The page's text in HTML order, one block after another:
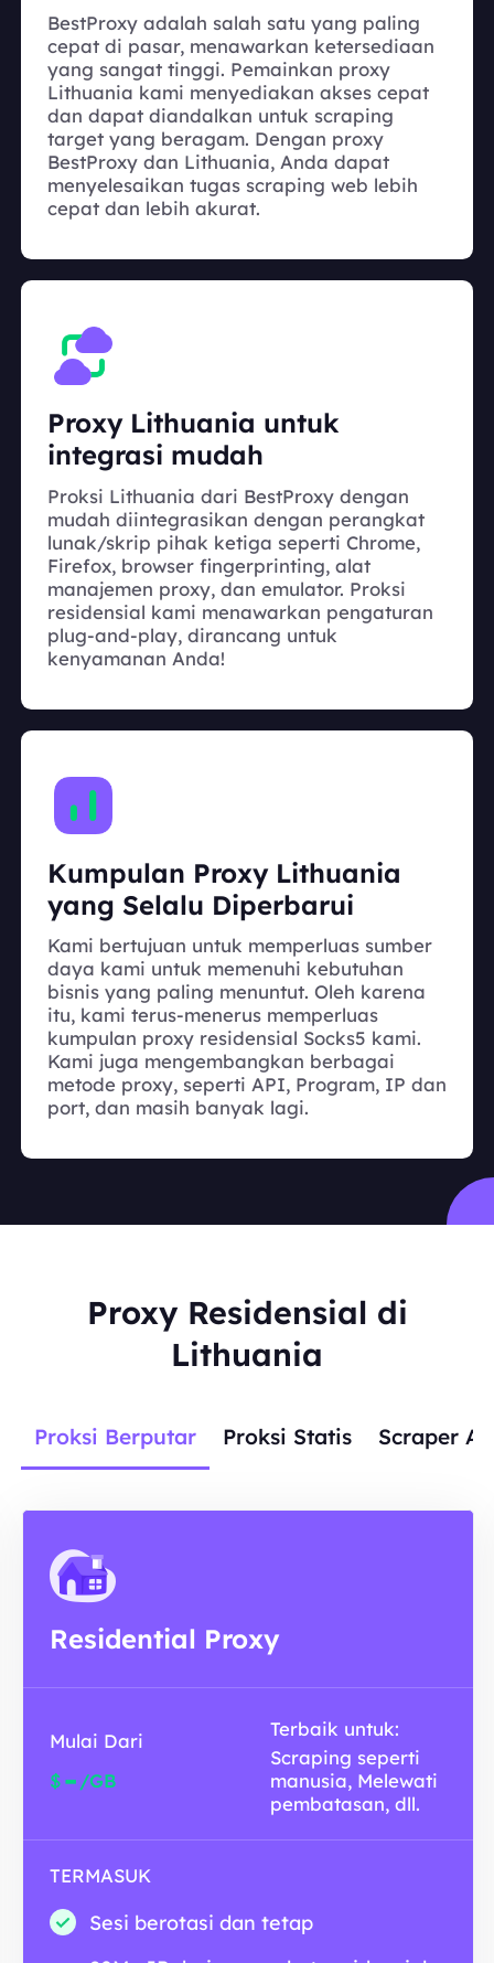
BestProxy adalah salah satu yang paling
cepat di pasar, menawarkan ketersediaan
yang sangat tinggi. Pemainkan proxy
Lithuania kami menyediakan akses cepat
dan dapat diandalkan untuk scraping
target yang beragam. Dengan proxy
BestProxy dan Lithuania, Anda dapat
menyelesaikan tugas scraping web lebih
cepat dan lebih akurat.
Proxy Lithuania untuk
integrasi mudah
Proksi Lithuania dari BestProxy dengan
mudah diintegrasikan dengan perangkat
lunak/skrip pihak ketiga seperti Chrome,
Firefox, browser fingerprinting, alat
manajemen proxy, dan emulator. Proksi
residensial kami menawarkan pengaturan
plug-and-play, dirancang untuk
kenyamanan Anda!
Kumpulan Proxy Lithuania
yang Selalu Diperbarui
Kami bertujuan untuk memperluas sumber
daya kami untuk memenuhi kebutuhan
bisnis yang paling menuntut. Oleh karena
itu, kami terus-menerus memperluas
kumpulan proxy residensial Socks5 kami.
Kami juga mengembangkan berbagai
metode proxy, seperti API, Program, IP dan
port, dan masih banyak lagi.
Proxy Residensial di
Lithuania
Proksi Berputar Proksi Statis Scraper
Residential Proxy
Mulai Dari
$- /GB
Terbaik untuk:
Scraping seperti
manusia, Melewati
pembatasan, dll.
TERMASUK
Sesi berotasi dan tetap